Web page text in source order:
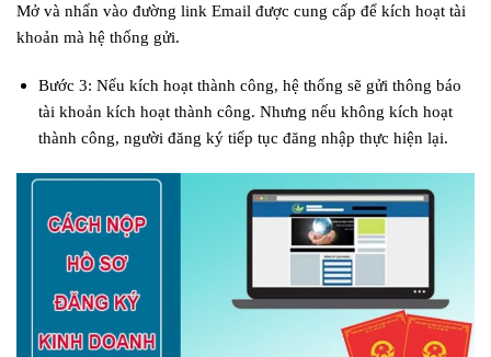
Mở và nhấn vào đường link Email được cung cấp để kích hoạt tài
khoản mà hệ thống gửi.
Bước 3: Nếu kích hoạt thành công, hệ thống sẽ gửi thông báo
tài khoản kích hoạt thành công. Nhưng nếu không kích hoạt
thành công, người đăng ký tiếp tục đăng nhập thực hiện lại.